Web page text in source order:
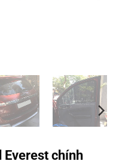
Everest chính